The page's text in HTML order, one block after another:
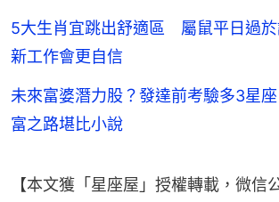
5大生肖宜跳出舒適區 屬鼠平日過
新工作會更自信
未來富婆潛力股？發達前考驗多3星
富之路堪比小說
【本文獲「星座屋」授權轉載，微信